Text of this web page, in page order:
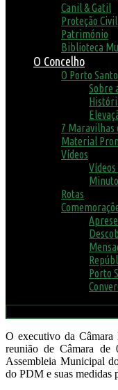
Canil & Gatil
Proteção Civil
Património
Biblioteca
O Concelho
O Porto Santo
Sobre
7 Maravilhas
Material
Vídeos
Rotas
Porto
O executivo da
reunião de Câmara de
Assembleia Municipal
do PDM e suas medidas